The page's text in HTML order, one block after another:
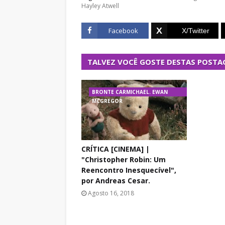
Hayley Atwell
Facebook
TALVEZ VOCÊ GOSTE DESTAS
BRONTE CARMICHAEL. EWAN
MCGREGOR
CRÍTICA [CINEMA] |
"Christopher Robin: Um
Reencontro Inesquecível",
por Andreas Cesar.
Agosto 16, 2018